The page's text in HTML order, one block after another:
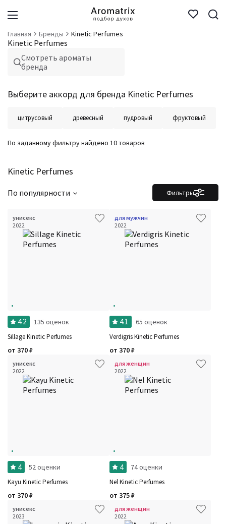
Главная Бренды Kinetic Perfumes
Kinetic Perfumes
Смотреть ароматы
бренда
Выберите аккорд для бренда Kinetic Perfumes
цитрусовый древесный пудровый фруктовый
Kinetic Perfumes
По заданному фильтру найдено 10 товаров
Фильтры
По популярности
унисекс
2022
4.2 135 оценок
Sillage Kinetic Perfumes
от 370₽
для мужчин
2022
4.1 65 оценок
Verdigris Kinetic Perfumes
от 370₽
унисекс
2022
4 52 оценки
Kayu Kinetic Perfumes
от 370₽
для женщин
2022
4 74 оценки
Nel Kinetic Perfumes
от 375₽
унисекс
2023
для женщин
2022